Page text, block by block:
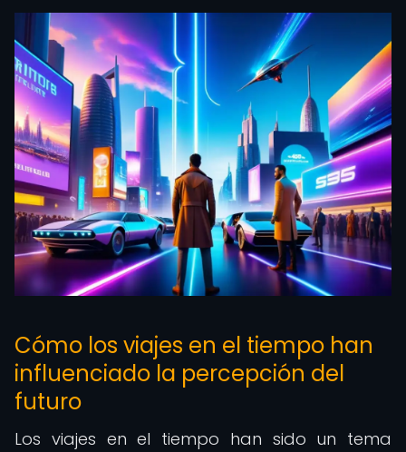
Cómo los viajes en el tiempo han
influenciado la percepción del
futuro
Los viajes en el tiempo han sido un tema